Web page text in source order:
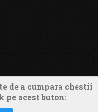
de a cumpara chestii
pe acest buton: